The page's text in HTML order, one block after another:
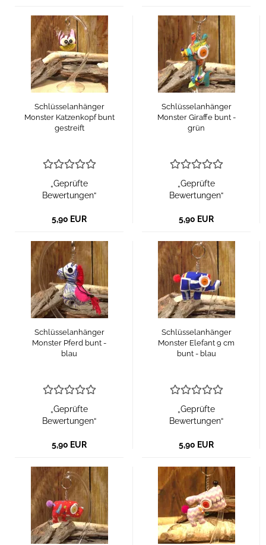
Schlüsselanhänger
Monster Katzenkopf bunt
gestreift
„Geprüfte
Bewertungen“
5,90 EUR
Schlüsselanhänger
Monster Giraffe bunt -
grün
„Geprüfte
Bewertungen“
5,90 EUR
Schlüsselanhänger
Monster Pferd bunt -
blau
„Geprüfte
Bewertungen“
5,90 EUR
Schlüsselanhänger
Monster Elefant 9 cm
bunt - blau
„Geprüfte
Bewertungen“
5,90 EUR